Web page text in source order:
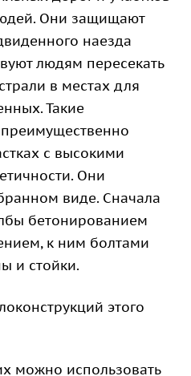
Они защищают
наезда
людям пересекать
в местах для
Такие
с высокими
Они
виде. Сначала
бетонированием
к ним болтами
и стойки.
этого
можно использовать